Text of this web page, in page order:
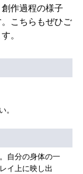
作過程の様子
こちらもぜひご
。
。
自分の身体の一
イ上に映し出